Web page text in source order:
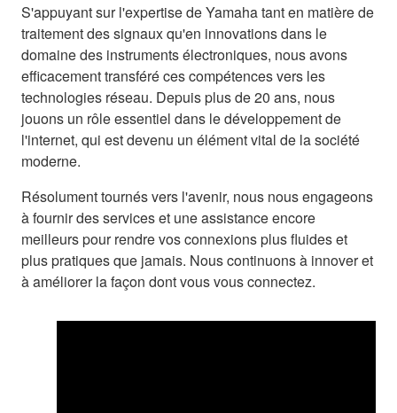
S'appuyant sur l'expertise de Yamaha tant en matière de
traitement des signaux qu'en innovations dans le
domaine des instruments électroniques, nous avons
efficacement transféré ces compétences vers les
technologies réseau. Depuis plus de 20 ans, nous
jouons un rôle essentiel dans le développement de
l'internet, qui est devenu un élément vital de la société
moderne.
Résolument tournés vers l'avenir, nous nous engageons
à fournir des services et une assistance encore
meilleurs pour rendre vos connexions plus fluides et
plus pratiques que jamais. Nous continuons à innover et
à améliorer la façon dont vous vous connectez.